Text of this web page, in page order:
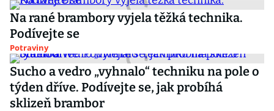
Na rané brambory vyjela těžká technika.
Podívejte se
Potraviny
Sucho a vedro „vyhnalo“ techniku na pole o
týden dříve. Podívejte se, jak probíhá
sklizeň brambor